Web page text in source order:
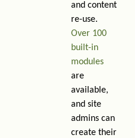
and content
re-use.
Over 100
built-in
modules
are
available,
and site
admins can
create their